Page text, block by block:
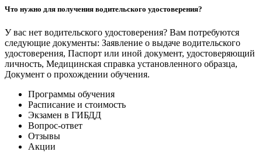
Что нужно для получения водительского удостоверения?
У вас нет водительского удостоверения? Вам потребуются
следующие документы: Заявление о выдаче водительского
удостоверения, Паспорт или иной документ, удостоверяющий
личность, Медицинская справка установленного образца,
Документ о прохождении обучения.
Программы обучения
Расписание и стоимость
Экзамен в ГИБДД
Вопрос-ответ
Отзывы
Акции